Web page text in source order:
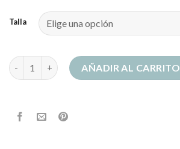
Talla
bape sudadera cantidadAÑADIR AL CARRITO